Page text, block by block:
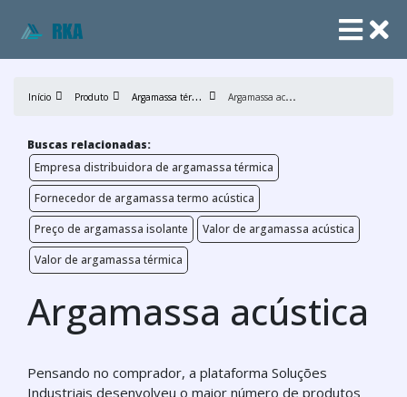
Início Produto A
rgamassa térmica A
rgamassa acústica
Buscas relacionadas:
Empresa distribuidora de argamassa térmica
Fornecedor de argamassa termo acústica
Preço de argamassa isolante
Valor de argamassa acústica
Valor de argamassa térmica
Argamassa acústica
Pensando no comprador, a plataforma Soluções
Industriais desenvolveu o maior número de produtos